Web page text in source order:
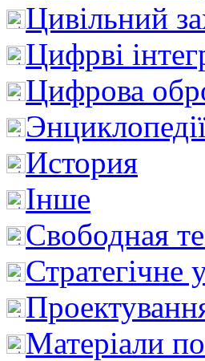
Цивільний
Цифрві
Цифрова
История
Інше
Свободная
Стратегічне
Матеріали